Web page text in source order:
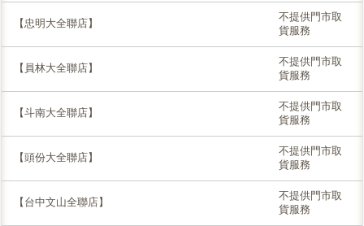
【忠明大全聯店】
不提供門市取
貨服務
【員林大全聯店】
不提供門市取
貨服務
【斗南大全聯店】
不提供門市取
貨服務
【頭份大全聯店】
不提供門市取
貨服務
【台中文山全聯店】
不提供門市取
貨服務